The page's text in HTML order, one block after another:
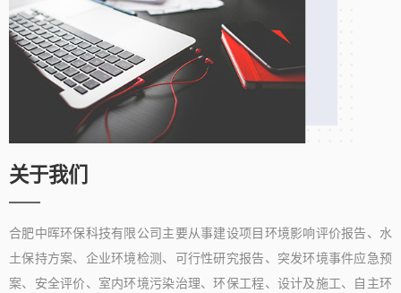
关于我们
合肥中晖环保科技有限公司主要从事建设项目环境影响评价报告、水
土保持方案、企业环境检测、可行性研究报告、突发环境事件应急预
案、安全评价、室内环境污染治理、环保工程、设计及施工、自主环